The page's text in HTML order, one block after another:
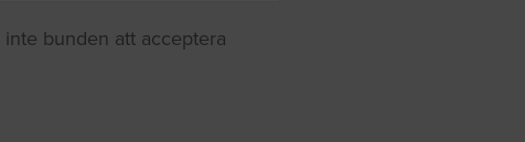
bunden att acceptera